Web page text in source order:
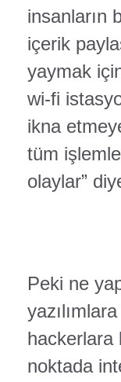
insanların
içerik
yaymak
wi-fi
ikna
tüm
olaylar”
Peki ne
hackerlara
noktada